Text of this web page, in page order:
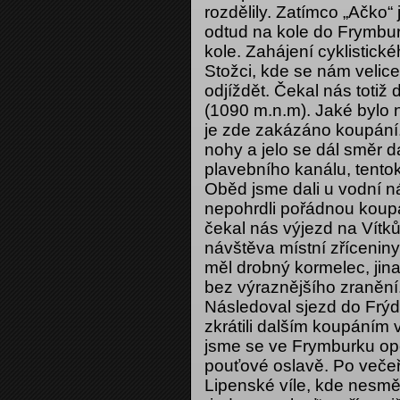
rozdělily. Zatímco
odtud na kole do
kole. Zahájení
Stožci, kde se nám
odjíždět. Čekal nás totiž
(1090 m.n.m). Jaké bylo
je zde zakázáno
nohy a jelo se dál směr
plavebního kanálu,
Oběd jsme dali u vodní
nepohrdli pořádnou
čekal nás výjezd na
návštěva místní
měl drobný kormelec,
bez výraznějšího
Následoval sjezd do
zkrátili dalším koupáním
jsme se ve Frymburku
pouťové oslavě. Po
Lipenské víle, kde